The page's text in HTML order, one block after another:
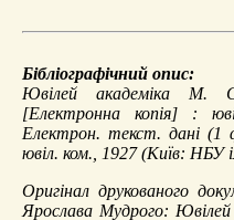
Бібліографічний опис:
Ювілей академіка М.
[Електронна копія] :
Електрон. текст. дані
ювіл. ком., 1927 (Київ: НБУ
Оригінал друкованого
Ярослава Мудрого: